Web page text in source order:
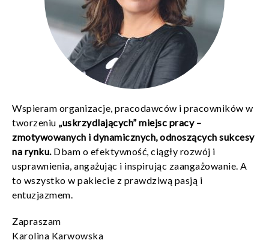
Wspieram organizacje, pracodawców i pracowników w
tworzeniu „uskrzydlających” miejsc pracy –
zmotywowanych i dynamicznych, odnoszących sukcesy
na rynku.Dbam o efektywność, ciągły rozwój i
usprawnienia, angażując i inspirując zaangażowanie. A
to wszystko w pakiecie z prawdziwą pasją i
entuzjazmem.
Zapraszam
Karolina Karwowska